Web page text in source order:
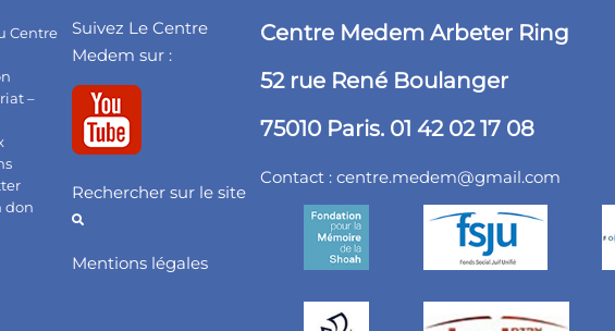
Centre
–
don
Suivez Le Centre
Medem sur :
Rechercher sur le site
Mentions légales
Centre Medem Arbeter Ring
52 rue René Boulanger
75010 Paris. 01 42 02 17 08
Contact :centre.medem@gmail.com